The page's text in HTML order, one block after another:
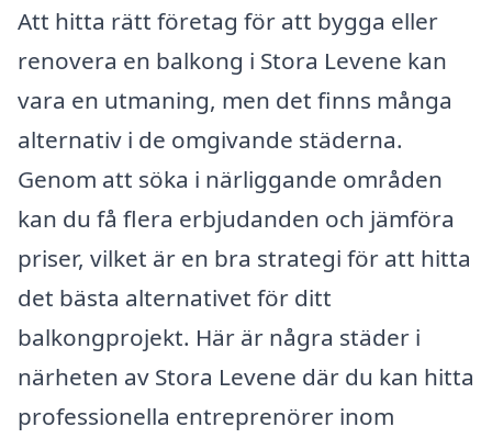
Att hitta rätt företag för att bygga eller
renovera en balkong i Stora Levene kan
vara en utmaning, men det finns många
alternativ i de omgivande städerna.
Genom att söka i närliggande områden
kan du få flera erbjudanden och jämföra
priser, vilket är en bra strategi för att hitta
det bästa alternativet för ditt
balkongprojekt. Här är några städer i
närheten av Stora Levene där du kan hitta
professionella entreprenörer inom